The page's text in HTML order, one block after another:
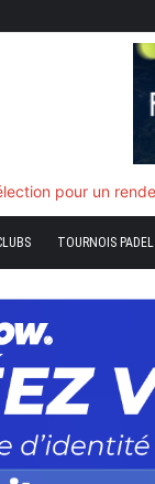
bascule
TOURNOIS PADEL